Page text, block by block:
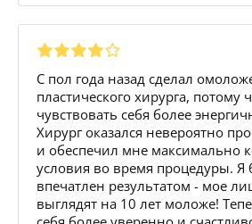
С пол года назад сделал
пластического хирурга, потому
чувствовать себя более
Хирург оказался невероятно
и обеспечил мне максимально
условия во время процедуры. Я
впечатлен результатом - мое
выглядят на 10 лет моложе!